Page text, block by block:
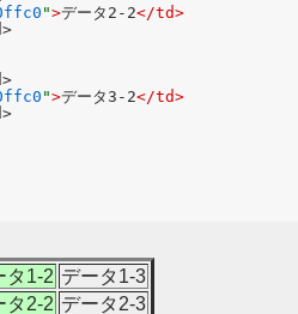
">データ2-2</td>
">データ3-2</td>
タ1-2 データ1-3
タ2-2 データ2-3